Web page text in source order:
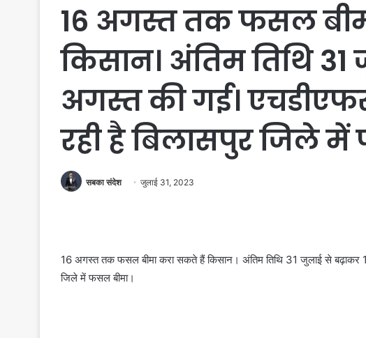
16 अगस्त तक फसल
किसान। अंतिम तिथि
अगस्त की गई।
रही है बिलासपुर जिले
सबका संदेश जुलाई 31, 2023
16 अगस्त तक फसल बीमा करा सकते हैं किसान। अंतिम तिथि 31 जुलाई से बढ़ाकर
जिले में फसल बीमा।